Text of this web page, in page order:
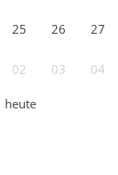
25 26 27
02 03 04
heute